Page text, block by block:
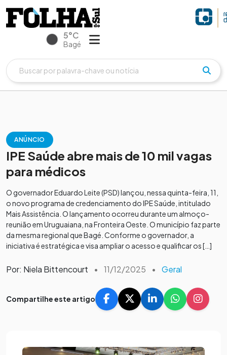
5°C
Bagé
ANÚNCIO
IPE Saúde abre mais de 10 mil vagas
para médicos
O governador Eduardo Leite (PSD) lançou, nessa quinta-feira, 11,
o novo programa de credenciamento do IPE Saúde, intitulado
Mais Assistência. O lançamento ocorreu durante um almoço-
reunião em Uruguaiana, na Fronteira Oeste. O município faz parte
da mesma regional que Bagé. Conforme o governador, a
iniciativa é estratégica e visa ampliar o acesso e qualificar os […]
Por: Niela Bittencourt • 11/12/2025 • Geral
Compartilhe este artigo